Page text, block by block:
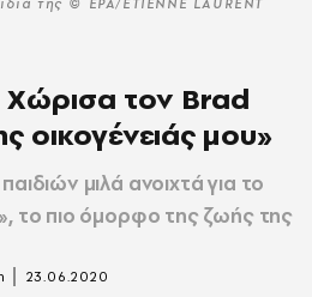
της © EPA/ETIENNE LAURENT
τον Brad
οικογένειάς μου»
μιλά ανοιχτά για το
το πιο όμορφο της ζωής της
23.06.2020